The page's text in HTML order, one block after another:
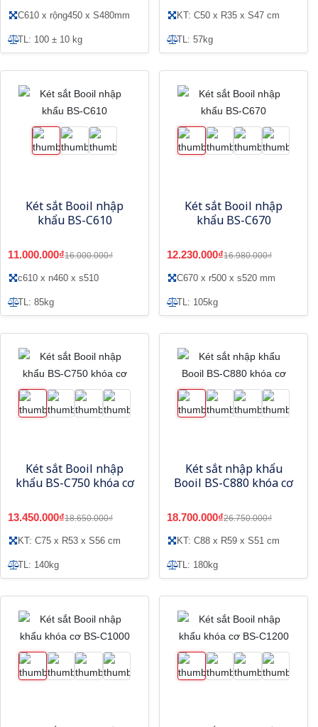
C610 x rộng450 x S480mm
TL: 100 ± 10 kg
KT: C50 x R35 x S47 cm
TL: 57kg
Két sắt Booil nhập
khẩu BS-C610
11.000.000₫16.000.000₫
c610 x n460 x s510
TL: 85kg
Két sắt Booil nhập
khẩu BS-C670
12.230.000₫16.980.000₫
C670 x r500 x s520 mm
TL: 105kg
Két sắt Booil nhập
khẩu BS-C750 khóa cơ
13.450.000₫18.650.000₫
KT: C75 x R53 x S56 cm
TL: 140kg
Két sắt nhập khẩu
Booil BS-C880 khóa cơ
18.700.000₫26.750.000₫
KT: C88 x R59 x S51 cm
TL: 180kg